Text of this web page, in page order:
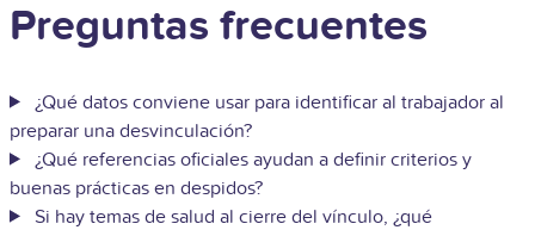
Preguntas frecuentes
¿Qué datos conviene usar para identificar al trabajador al
preparar una desvinculación?
¿Qué referencias oficiales ayudan a definir criterios y
buenas prácticas en despidos?
Si hay temas de salud al cierre del vínculo, ¿qué